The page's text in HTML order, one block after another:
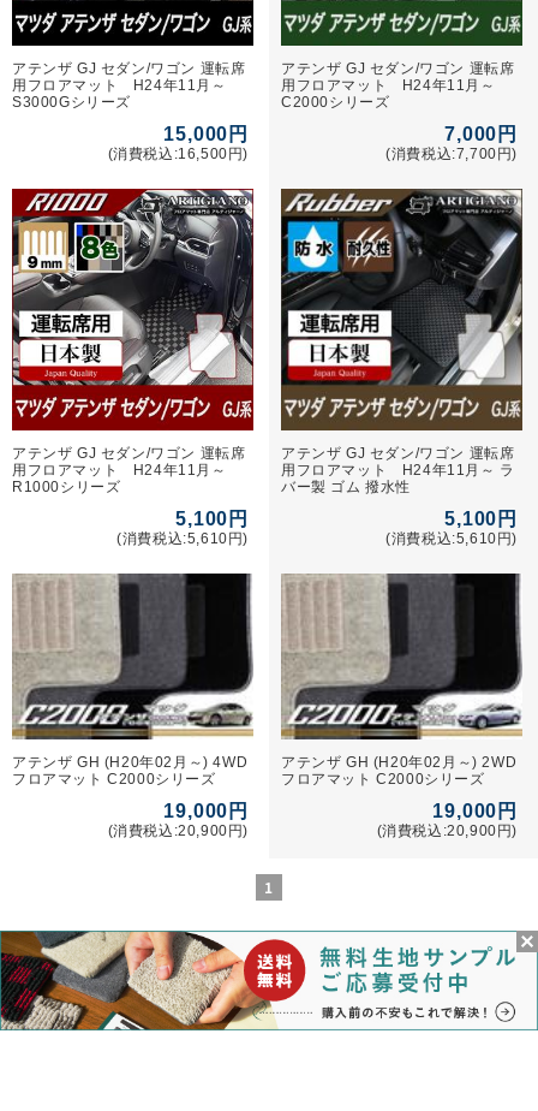
アテンザ GJ セダン/ワゴン 運転席
用フロアマット H24年11月～
S3000Gシリーズ
15,000円
(消費税込:16,500円)
アテンザ GJ セダン/ワゴン 運転席
用フロアマット H24年11月～
C2000シリーズ
7,000円
(消費税込:7,700円)
アテンザ GJ セダン/ワゴン 運転席
用フロアマット H24年11月～
R1000シリーズ
5,100円
(消費税込:5,610円)
アテンザ GJ セダン/ワゴン 運転席
用フロアマット H24年11月～ ラ
バー製 ゴム 撥水性
5,100円
(消費税込:5,610円)
アテンザ GH (H20年02月～) 4WD
フロアマット C2000シリーズ
19,000円
(消費税込:20,900円)
アテンザ GH (H20年02月～) 2WD
フロアマット C2000シリーズ
19,000円
(消費税込:20,900円)
1
商品検索
マイページ カート